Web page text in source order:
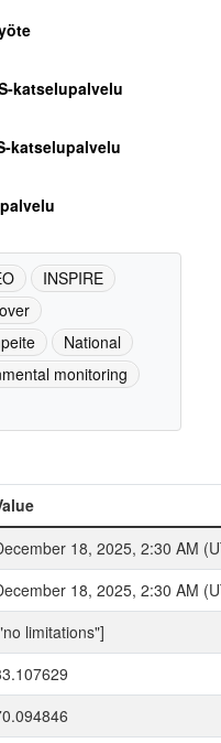
katselupalvelu
katselupalvelu
INSPIRE
National
monitoring
18, 2025, 2:30 AM
18, 2025, 2:30 AM
limitations"]